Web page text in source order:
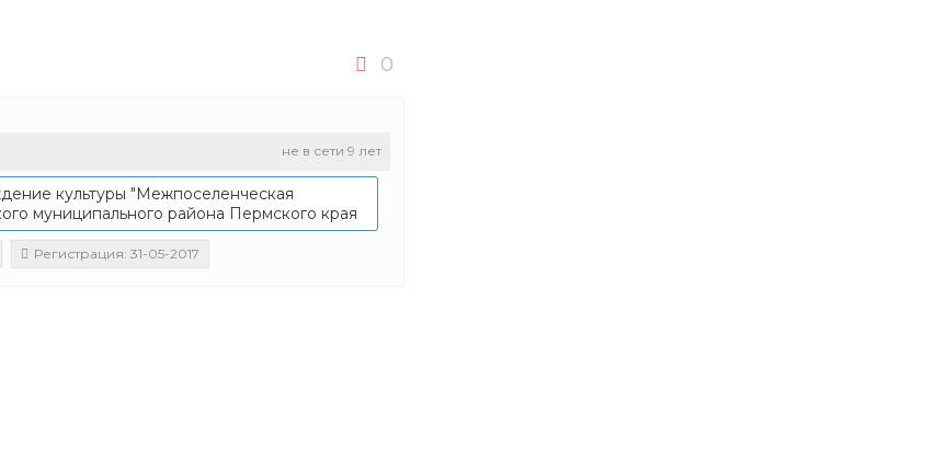
0
не в сети 9 лет
культуры "Межпоселенческая
муниципального района Пермского края
Регистрация: 31-05-2017